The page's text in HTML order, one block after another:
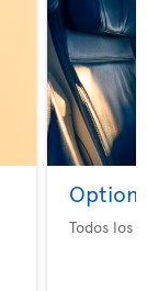
Option
Todos los